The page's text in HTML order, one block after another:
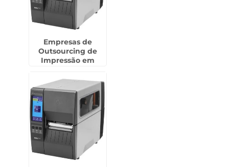
Empresas de
Outsourcing de
Impressão em